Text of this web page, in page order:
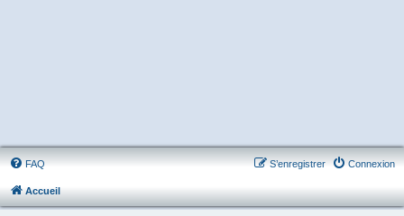
FAQ Connexion
S’enregistrer
Accueil